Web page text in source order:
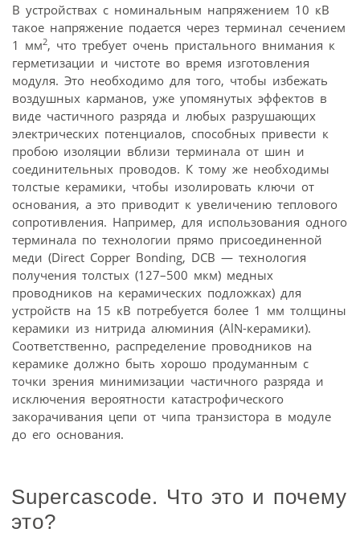
В устройствах с номинальным напряжением 10 кВ
такое напряжение подается через терминал сечением
1 мм2, что требует очень пристального внимания к
герметизации и чистоте во время изготовления
модуля. Это необходимо для того, чтобы избежать
воздушных карманов, уже упомянутых эффектов в
виде частичного разряда и любых разрушающих
электрических потенциалов, способных привести к
пробою изоляции вблизи терминала от шин и
соединительных проводов. К тому же необходимы
толстые керамики, чтобы изолировать ключи от
основания, а это приводит к увеличению теплового
сопротивления. Например, для использования одного
терминала по технологии прямо присоединенной
меди (Direct Copper Bonding, DCB — технология
получения толстых (127–500 мкм) медных
проводников на керамических подложках) для
устройств на 15 кВ потребуется более 1 мм толщины
керамики из нитрида алюминия (AlN-керамики).
Соответственно, распределение проводников на
керамике должно быть хорошо продуманным с
точки зрения минимизации частичного разряда и
исключения вероятности катастрофического
закорачивания цепи от чипа транзистора в модуле
до его основания.
Supercascode. Что это и почему
это?